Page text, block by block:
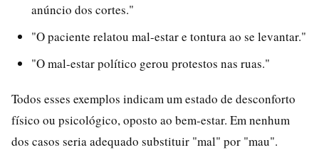
anúncio dos cortes."
"O paciente relatou mal-estar e tontura ao se levantar."
"O mal-estar político gerou protestos nas ruas."
Todos esses exemplos indicam um estado de desconforto
físico ou psicológico, oposto ao bem-estar. Em nenhum
dos casos seria adequado substituir "mal" por "mau".